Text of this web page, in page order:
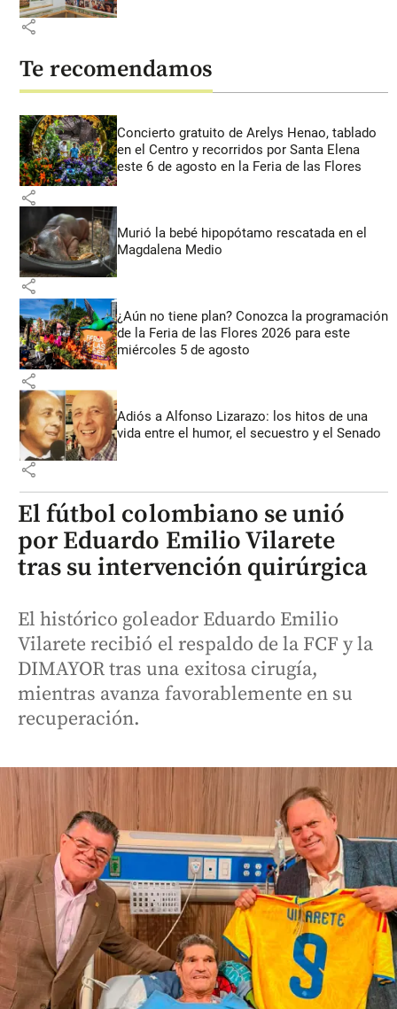
share
Te recomendamos
Concierto gratuito de Arelys Henao, tablado
en el Centro y recorridos por Santa Elena
este 6 de agosto en la Feria de las Flores
share
Murió la bebé hipopótamo rescatada en el
Magdalena Medio
share
¿Aún no tiene plan? Conozca la programación
de la Feria de las Flores 2026 para este
miércoles 5 de agosto
share
Adiós a Alfonso Lizarazo: los hitos de una
vida entre el humor, el secuestro y el Senado
share
El fútbol colombiano se unió
por Eduardo Emilio Vilarete
tras su intervención quirúrgica
El histórico goleador Eduardo Emilio
Vilarete recibió el respaldo de la FCF y la
DIMAYOR tras una exitosa cirugía,
mientras avanza favorablemente en su
recuperación.